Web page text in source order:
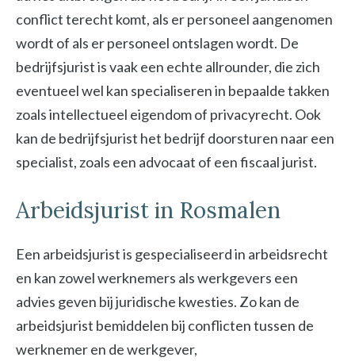
conflict terecht komt, als er personeel aangenomen
wordt of als er personeel ontslagen wordt. De
bedrijfsjurist is vaak een echte allrounder, die zich
eventueel wel kan specialiseren in bepaalde takken
zoals intellectueel eigendom of privacyrecht. Ook
kan de bedrijfsjurist het bedrijf doorsturen naar een
specialist, zoals een advocaat of een fiscaal jurist.
Arbeidsjurist in Rosmalen
Een arbeidsjurist is gespecialiseerd in arbeidsrecht
en kan zowel werknemers als werkgevers een
advies geven bij juridische kwesties. Zo kan de
arbeidsjurist bemiddelen bij conflicten tussen de
werknemer en de werkgever,